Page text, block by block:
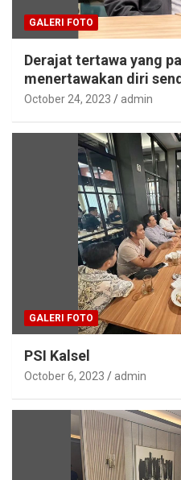
GALERI FOTO
Derajat tertawa yang
menertawakan diri
October 24, 2023 admin
GALERI FOTO
PSI Kalsel
October 6, 2023 admin